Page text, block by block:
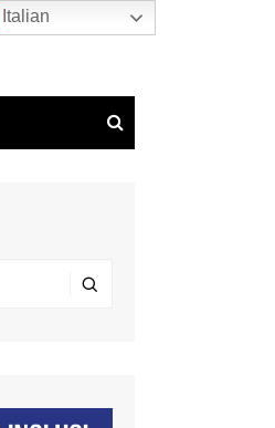
Italian